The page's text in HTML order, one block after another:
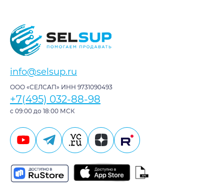
info@selsup.ru
ООО «СЕЛСАП» ИНН 9731090493
+7(495) 032-88-98
с 09:00 до 18:00 МСК